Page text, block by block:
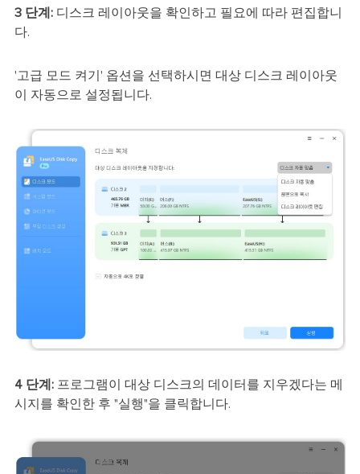
3 단계: 디스크 레이아웃을 확인하고 필요에 따라 편집합니
다.
'고급 모드 켜기' 옵션을 선택하시면 대상 디스크 레이아웃
이 자동으로 설정됩니다.
4 단계:프로그램이 대상 디스크의 데이터를 지우겠다는 메
시지를 확인한 후 "실행"을 클릭합니다.